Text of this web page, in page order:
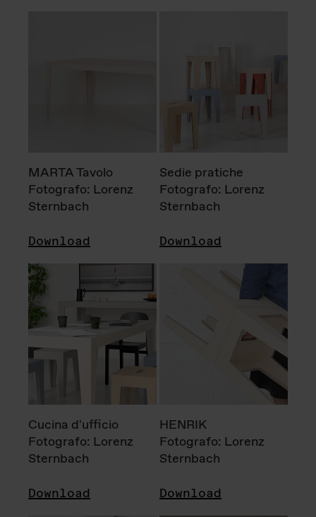
MARTA Tavolo
Fotografo: Lorenz
Sternbach
Download
Sedie pratiche
Fotografo: Lorenz
Sternbach
Download
Cucina d'ufficio
Fotografo: Lorenz
Sternbach
Download
HENRIK
Fotografo: Lorenz
Sternbach
Download